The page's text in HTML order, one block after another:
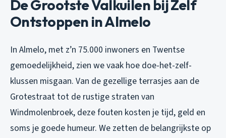
De Grootste Valkuilen bij Zelf
Ontstoppen in Almelo
In Almelo, met z’n 75.000 inwoners en Twentse
gemoedelijkheid, zien we vaak hoe doe-het-zelf-
klussen misgaan. Van de gezellige terrasjes aan de
Grotestraat tot de rustige straten van
Windmolenbroek, deze fouten kosten je tijd, geld en
soms je goede humeur. We zetten de belangrijkste op